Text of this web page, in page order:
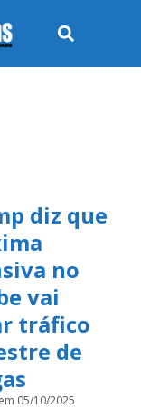
diz que
no
vai
tráfico
de
05/10/2025